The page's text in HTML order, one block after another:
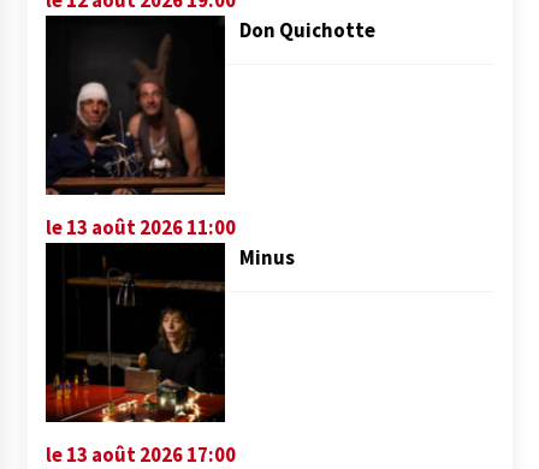
Don Quichotte
le 13 août 2026 11:00
Minus
le 13 août 2026 17:00